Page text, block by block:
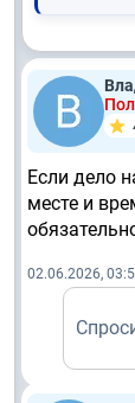
Если дело
месте и
02.06.2026,